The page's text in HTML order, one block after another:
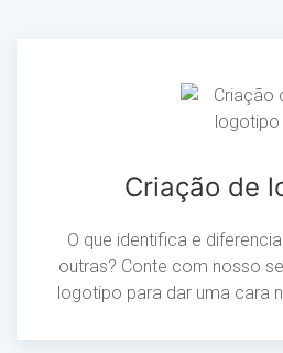
Criação de
O que identifica e
outras? Conte com nosso
logotipo para dar uma cara